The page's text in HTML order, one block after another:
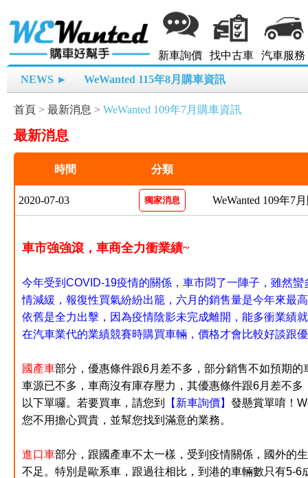
新車詢價 找中古車 汽車服務
NEWS ► WeWanted 115年8月購車資訊
首頁 > 最新消息 > WeWanted 109年7月購車資訊
最新消息
時間 分類
2020-07-03 獨家消息 WeWanted 109年7
車市強強滾，車商全力衝業績~
今年受到COVID-19疫情的關係，車市悶了一陣子，雖然
情減緩，報復性買氣紛紛出籠，六月的銷售量是今年來最
依舊是全力出擊，因為疫情陰影未完成離開，能多衝業績
在汽車業代的業績競賽時購買車輛，價格才會比較好談跟
國產車部分，優惠條件跟6月差不多，部分銷售不如預期
車源已不多，車商沒有庫存壓力，其優惠條件跟6月差不
以下單囉。若要買車，請您到 【新車詢價】 發懸賞單唷！
您不用擔心買貴，並幫您找到滿意的業務。
進口車部分，跟國產車不太一樣，受到疫情關係，國外的
不足。特別是歐系車，跟過往相比，到港的車輛數只有5-